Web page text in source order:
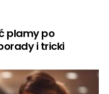
plamy po
i tricki